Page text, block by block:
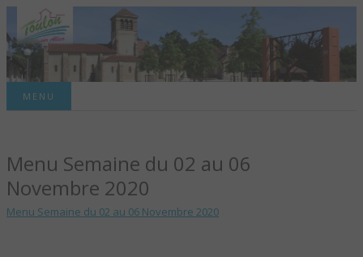
TOULON-SUR-
ALLIER – SITE
OFFICIEL DE LA
MENU
Menu Semaine du 02 au 06
Novembre 2020
Menu Semaine du 02 au 06 Novembre 2020